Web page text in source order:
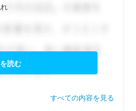
読む
すべての内容を見る